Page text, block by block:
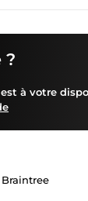
?
à votre